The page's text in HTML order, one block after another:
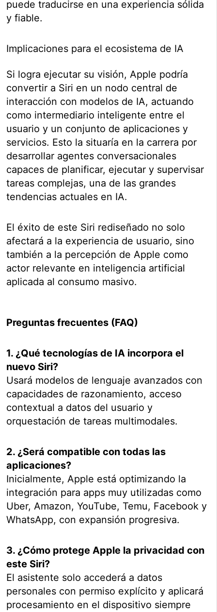
puede traducirse en una experiencia sólida
y fiable.
Implicaciones para el ecosistema de IA
Si logra ejecutar su visión, Apple podría
convertir a Siri en un nodo central de
interacción con modelos de IA, actuando
como intermediario inteligente entre el
usuario y un conjunto de aplicaciones y
servicios. Esto la situaría en la carrera por
desarrollar agentes conversacionales
capaces de planificar, ejecutar y supervisar
tareas complejas, una de las grandes
tendencias actuales en IA.
El éxito de este Siri rediseñado no solo
afectará a la experiencia de usuario, sino
también a la percepción de Apple como
actor relevante en inteligencia artificial
aplicada al consumo masivo.
Preguntas frecuentes (FAQ)
1. ¿Qué tecnologías de IA incorpora el
nuevo Siri?
Usará modelos de lenguaje avanzados con
capacidades de razonamiento, acceso
contextual a datos del usuario y
orquestación de tareas multimodales.
2. ¿Será compatible con todas las
aplicaciones?
Inicialmente, Apple está optimizando la
integración para apps muy utilizadas como
Uber, Amazon, YouTube, Temu, Facebook y
WhatsApp, con expansión progresiva.
3. ¿Cómo protege Apple la privacidad con
este Siri?
El asistente solo accederá a datos
personales con permiso explícito y aplicará
procesamiento en el dispositivo siempre